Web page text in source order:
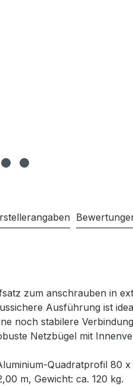
zum anschrauben in
Ausführung ist
noch stabilere
Netzbügel mit
Quadratprofil 80
m, Gewicht: ca. 120 kg.